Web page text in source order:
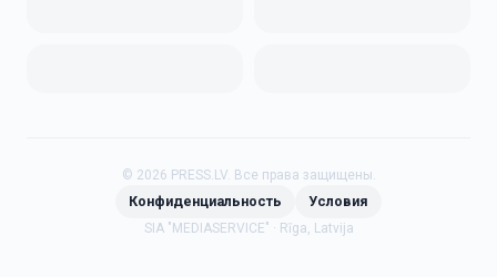
© 2026 PRESS.LV. Все права защищены.
Конфиденциальность Условия
SIA "MEDIASERVICE" · Rīga, Latvija